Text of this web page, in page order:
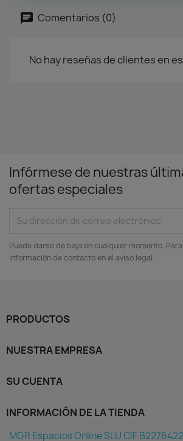
Comentarios (0)
No hay reseñas de clientes en
Infórmese de nuestras
ofertas especiales
Puede darse de baja en cualquier momento.
información de contacto en el aviso legal.
PRODUCTOS
NUESTRA EMPRESA
SU CUENTA
INFORMACIÓN DE LA TIENDA
MGR Espacios Online SLU CIF